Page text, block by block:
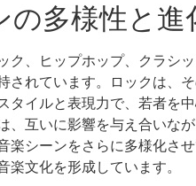
の多様性と進
ク、ヒップホップ、クラシ
されています。ロックは、
タイルと表現力で、若者を
、互いに影響を与え合いな
楽シーンをさらに多様化さ
文化を形成しています。